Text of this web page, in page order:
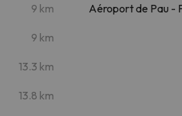
9 km
9 km
13.3 km
13.8 km
Aéroport de Pau -